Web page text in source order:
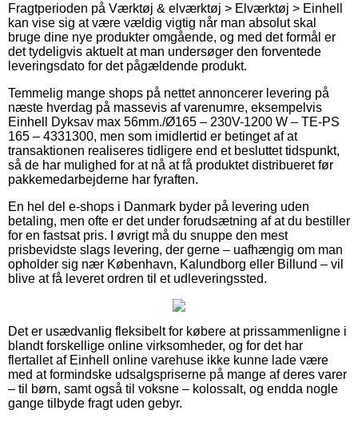
Fragtperioden på Værktøj & elværktøj > Elværktøj > Einhell
kan vise sig at være vældig vigtig når man absolut skal
bruge dine nye produkter omgående, og med det formål er
det tydeligvis aktuelt at man undersøger den forventede
leveringsdato for det pågældende produkt.
Temmelig mange shops på nettet annoncerer levering på
næste hverdag på massevis af varenumre, eksempelvis
Einhell Dyksav max 56mm./Ø165 – 230V-1200 W – TE-PS
165 – 4331300, men som imidlertid er betinget af at
transaktionen realiseres tidligere end et besluttet tidspunkt,
så de har mulighed for at nå at få produktet distribueret før
pakkemedarbejderne har fyraften.
En hel del e-shops i Danmark byder på levering uden
betaling, men ofte er det under forudsætning af at du bestiller
for en fastsat pris. I øvrigt må du snuppe den mest
prisbevidste slags levering, der gerne – uafhængig om man
opholder sig nær København, Kalundborg eller Billund – vil
blive at få leveret ordren til et udleveringssted.
Det er usædvanlig fleksibelt for købere at prissammenligne i
blandt forskellige online virksomheder, og for det har
flertallet af Einhell online varehuse ikke kunne lade være
med at formindske udsalgspriserne på mange af deres varer
– til børn, samt også til voksne – kolossalt, og endda nogle
gange tilbyde fragt uden gebyr.